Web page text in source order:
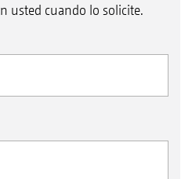
usted cuando lo solicite.